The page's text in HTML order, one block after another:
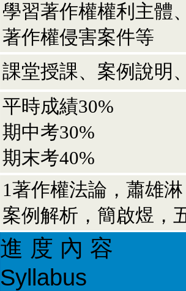
學習著作權權利主體
著作權侵害案件等
課堂授課、案例說明
平時成績30%
期中考30%
期末考40%
1著作權法論，蕭雄
案例解析，簡啟煜，
進 度 內 容
Syllabus